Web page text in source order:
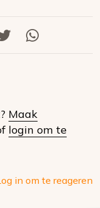
Deel
Maak
login om te
in om te reageren